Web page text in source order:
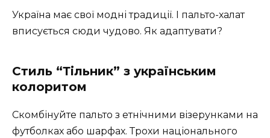
Україна має свої модні традиції. І пальто-халат
вписується сюди чудово. Як адаптувати?
Стиль “Тільник” з українським
колоритом
Скомбінуйте пальто з етнічними візерунками на
футболках або шарфах. Трохи національного